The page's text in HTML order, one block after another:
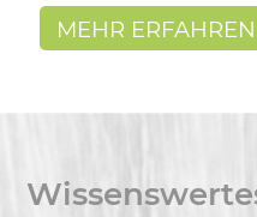
MEHR ERFAHREN